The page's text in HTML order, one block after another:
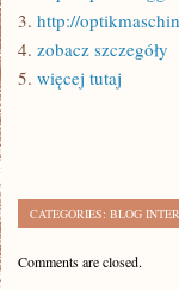
3. http://
4. zobacz szczegóły
5. więcej tutaj
CATEGORIES: BLOG
Comments are closed.